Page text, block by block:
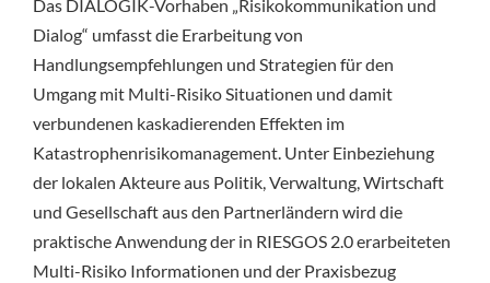
Das DIALOGIK-Vorhaben „Risikokommunikation und
Dialog“ umfasst die Erarbeitung von
Handlungsempfehlungen und Strategien für den
Umgang mit Multi-Risiko Situationen und damit
verbundenen kaskadierenden Effekten im
Katastrophenrisikomanagement. Unter Einbeziehung
der lokalen Akteure aus Politik, Verwaltung, Wirtschaft
und Gesellschaft aus den Partnerländern wird die
praktische Anwendung der in RIESGOS 2.0 erarbeiteten
Multi-Risiko Informationen und der Praxisbezug